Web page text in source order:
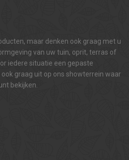
maar denken ook graag met u
van uw tuin, oprit, terras of
iedere situatie een gepaste
ook graag uit op ons showterrein waar
bekijken.